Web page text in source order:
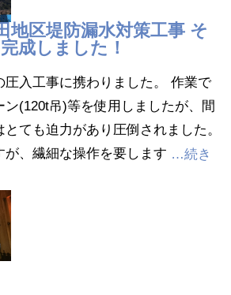
地区堤防漏水対策工事 そ
成しました！
圧入工事に携わりました。 作業で
ン(120t吊)等を使用しましたが、間
ても迫力があり圧倒されました。
が、繊細な操作を要します …続き